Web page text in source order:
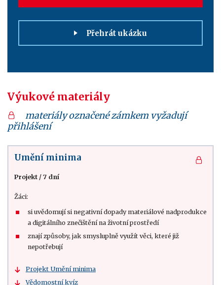
Přehrát ukázku
Výukové materiály
materiály označené zámkem vyžadují
přihlášení
Umění minima
Projekt / 7 dní
Žáci:
si uvědomují si negativní dopady materiálové nadprodukce
a digitálního znečištění na životní prostředí
znají způsoby, jak smysluplně využít věci, které již
nepotřebují
Projekt Umění minima
Vědomostní kvíz